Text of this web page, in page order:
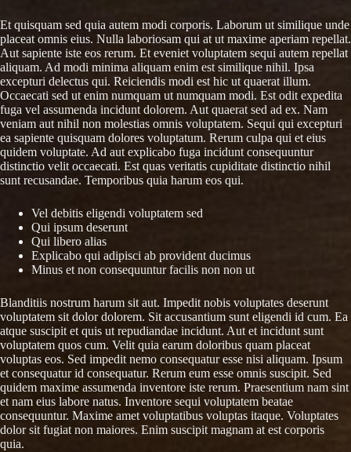
Et quisquam sed quia autem modi corporis. Laborum ut similique unde
placeat omnis eius. Nulla laboriosam qui at ut maxime aperiam repellat.
Aut sapiente iste eos rerum. Et eveniet voluptatem sequi autem repellat
aliquam. Ad modi minima aliquam enim est similique nihil. Ipsa
excepturi delectus qui. Reiciendis modi est hic ut quaerat illum.
Occaecati sed ut enim numquam ut numquam modi. Est odit expedita
fuga vel assumenda incidunt dolorem. Aut quaerat sed ad ex. Nam
veniam aut nihil non molestias omnis voluptatem. Sequi qui excepturi
ea sapiente quisquam dolores voluptatum. Rerum culpa qui et eius
quidem voluptate. Ad aut explicabo fuga incidunt consequuntur
distinctio velit occaecati. Est quas veritatis cupiditate distinctio nihil
sunt recusandae. Temporibus quia harum eos qui.
Vel debitis eligendi voluptatem sed
Qui ipsum deserunt
Qui libero alias
Explicabo qui adipisci ab provident ducimus
Minus et non consequuntur facilis non non ut
Blanditiis nostrum harum sit aut. Impedit nobis voluptates deserunt
voluptatem sit dolor dolorem. Sit accusantium sunt eligendi id cum. Ea
atque suscipit et quis ut repudiandae incidunt. Aut et incidunt sunt
voluptatem quos cum. Velit quia earum doloribus quam placeat
voluptas eos. Sed impedit nemo consequatur esse nisi aliquam. Ipsum
et consequatur id consequatur. Rerum eum esse omnis suscipit. Sed
quidem maxime assumenda inventore iste rerum. Praesentium nam sint
et nam eius labore natus. Inventore sequi voluptatem beatae
consequuntur. Maxime amet voluptatibus voluptas itaque. Voluptates
dolor sit fugiat non maiores. Enim suscipit magnam at est corporis
quia.